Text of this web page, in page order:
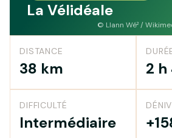
La Vélidéale
© Llann Wé² /
DISTANCE
38 km 2 h
DIFFICULTÉ
Intermédiaire